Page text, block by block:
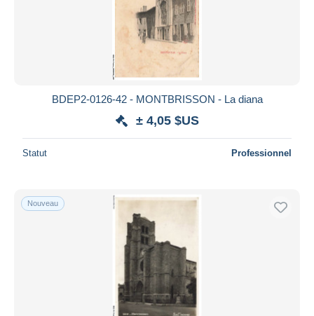
BDEP2-0126-42 - MONTBRISSON - La diana
± 4,05 $US
Statut Professionnel
Nouveau